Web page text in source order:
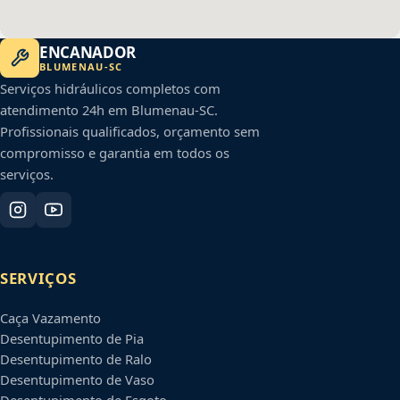
ENCANADOR
BLUMENAU-SC
Serviços hidráulicos completos com
atendimento 24h em Blumenau-SC.
Profissionais qualificados, orçamento sem
compromisso e garantia em todos os
serviços.
SERVIÇOS
Caça Vazamento
Desentupimento de Pia
Desentupimento de Ralo
Desentupimento de Vaso